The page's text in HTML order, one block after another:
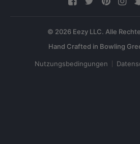
© 2026 Eezy LLC. Alle
Nutzungsbedingungen